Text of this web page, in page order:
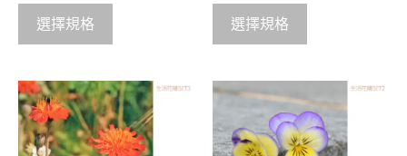
t
5
選擇規格
t
5
選擇規格